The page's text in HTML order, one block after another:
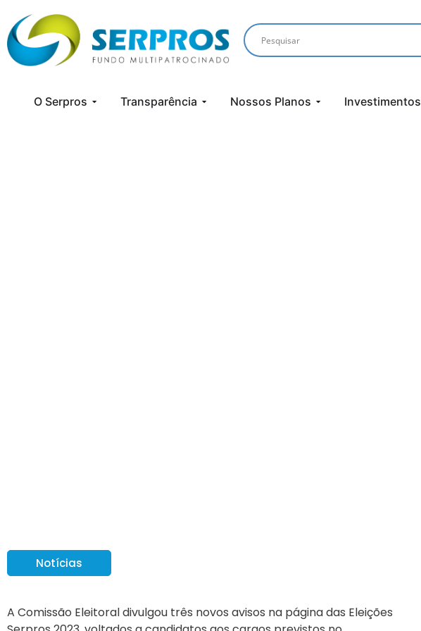
O Serpros Transparência Nossos Planos Investimentos
Notícias
A Comissão Eleitoral divulgou três novos avisos na página das Eleições